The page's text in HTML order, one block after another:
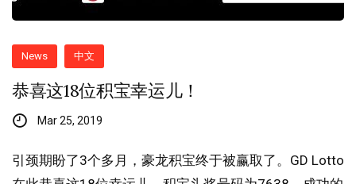
News 中文
恭喜这18位积宝幸运儿！
Mar 25, 2019
引颈期盼了3个多月，豪龙积宝终于被赢取了。GD Lotto